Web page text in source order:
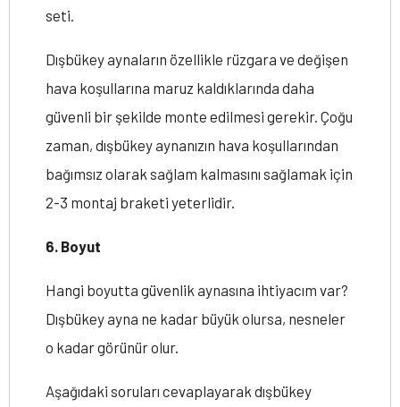
seti.
Dışbükey aynaların özellikle rüzgara ve değişen
hava koşullarına maruz kaldıklarında daha
güvenli bir şekilde monte edilmesi gerekir. Çoğu
zaman, dışbükey aynanızın hava koşullarından
bağımsız olarak sağlam kalmasını sağlamak için
2-3 montaj braketi yeterlidir.
6. Boyut
Hangi boyutta güvenlik aynasına ihtiyacım var?
Dışbükey ayna ne kadar büyük olursa, nesneler
o kadar görünür olur.
Aşağıdaki soruları cevaplayarak dışbükey